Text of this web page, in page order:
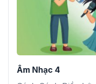
Âm Nhạc 4